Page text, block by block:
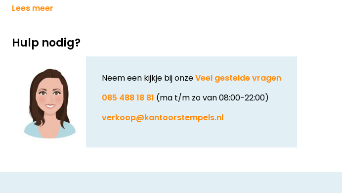
Lees meer
Hulp nodig?
Neem een kijkje bij onzeVeel gestelde vragen
085 488 18 81 (ma t/m zo van 08:00-22:00)
verkoop@kantoorstempels.nl